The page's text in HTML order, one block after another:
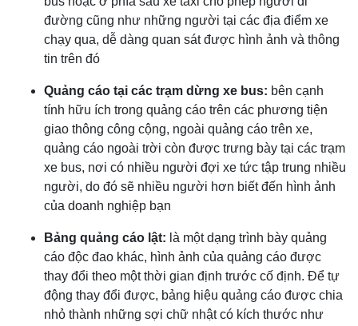
đường cũng như những người tại các địa điểm xe
chạy qua, dễ dàng quan sát được hình ảnh và thông
tin trên đó
Quảng cáo tại các trạm dừng xe bus: bên cạnh
tính hữu ích trong quảng cáo trên các phương tiện
giao thông công cộng, ngoài quảng cáo trên xe,
quảng cáo ngoài trời còn được trưng bày tại các trạm
xe bus, nơi có nhiều người đợi xe tức tập trung nhiều
người, do đó sẽ nhiều người hơn biết đến hình ảnh
của doanh nghiệp bạn
Bảng quảng cáo lật: là một dạng trình bày quảng
cáo độc đao khác, hình ảnh của quảng cáo được
thay đổi theo một thời gian định trước cố định. Để tự
động thay đổi được, bảng hiệu quảng cáo được chia
nhỏ thành những sợi chữ nhật có kích thước như